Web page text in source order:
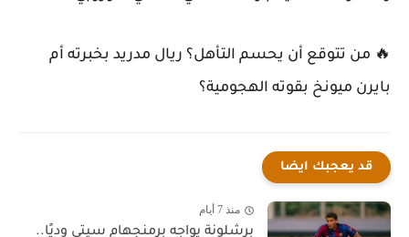
🔥 من تتوقع أن يحسم التأهل؟ ريال مدريد بخبرته أم
بايرن ميونخ بقوته الهجومية؟
قد يعجبك ايضا
منذ 7 أيام
برشلونة يواجه برمنجهام سيتي وديًا..